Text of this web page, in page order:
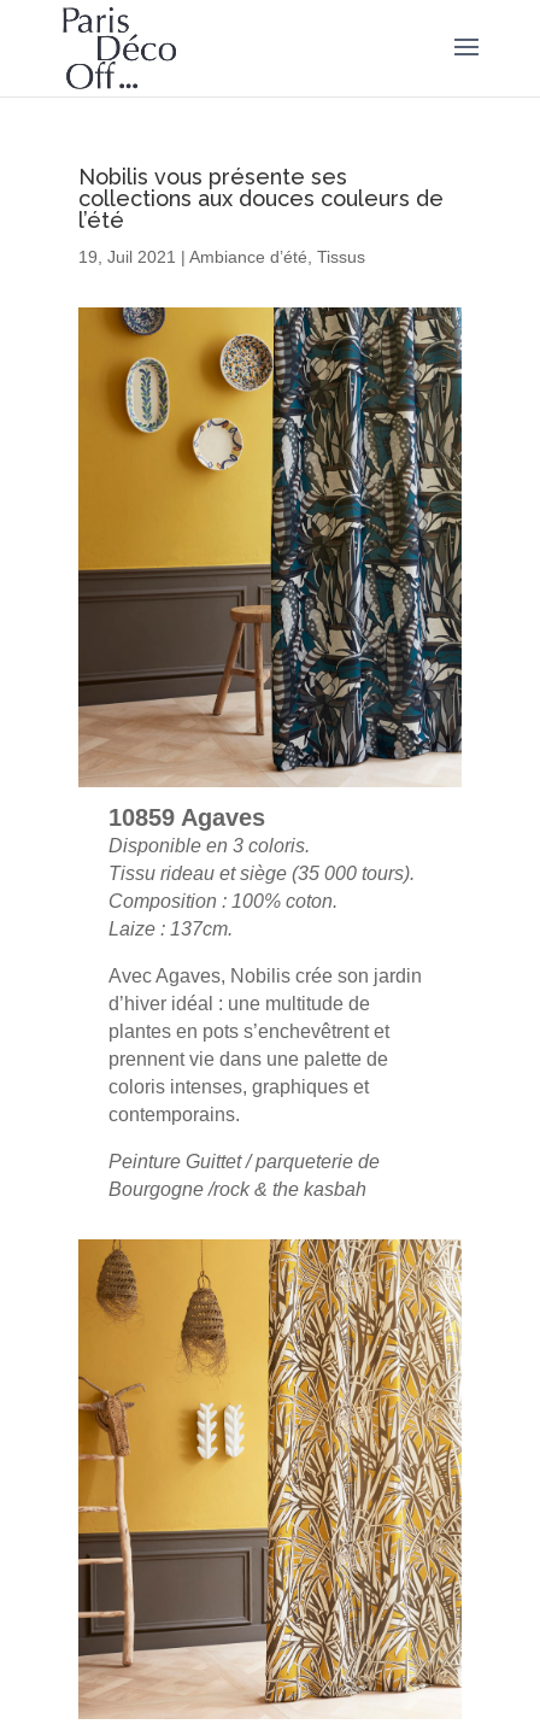
Nobilis vous présente ses
collections aux douces couleurs de
l’été
19, Juil 2021 | Ambiance d’été Tissus
10859 Agaves
Disponible en 3 coloris.
Tissu rideau et siège (35 000 tours).
Composition : 100% coton.
Laize : 137cm.
Avec Agaves, Nobilis crée son jardin
d’hiver idéal : une multitude de
plantes en pots s’enchevêtrent et
prennent vie dans une palette de
coloris intenses, graphiques et
contemporains.
Peinture Guittet / parqueterie de
Bourgogne /rock & the kasbah